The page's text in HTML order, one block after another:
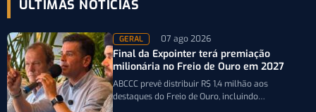
ÚLTIMAS NOTÍCIAS
GERAL 07 ago 2026
Final da Expointer terá premiação
milionária no Freio de Ouro em 2027
ABCCC prevê distribuir R$ 1,4 milhão aos
destaques do Freio de Ouro, incluindo